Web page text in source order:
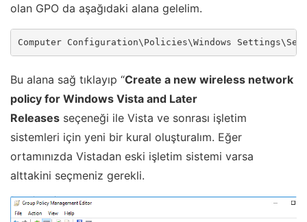
olan GPO da aşağıdaki alana gelelim.
Computer Configuration\Policies\Windows
Bu alana sağ tıklayıp “Create a new wireless network
policy for Windows Vista and Later
Releases seçeneği ile Vista ve sonrası işletim
sistemleri için yeni bir kural oluşturalım. Eğer
ortamınızda Vistadan eski işletim sistemi varsa
alttakini seçmeniz gerekli.